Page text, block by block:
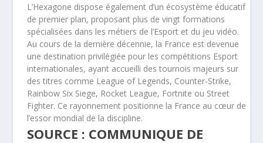
L’Hexagone dispose également d’un écosystème éducatif
de premier plan, proposant plus de vingt formations
spécialisées dans les métiers de l’Esport et du jeu vidéo.
Au cours de la dernière décennie, la France est devenue
une destination privilégiée pour les compétitions Esport
internationales, ayant accueilli des tournois majeurs sur
des titres comme League of Legends, Counter-Strike,
Rainbow Six Siege, Rocket League, Fortnite ou Street
Fighter. Ce rayonnement positionne la France au cœur de
l’essor mondial de la discipline.
SOURCE : COMMUNIQUE DE